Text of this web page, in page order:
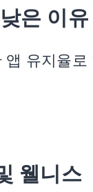
은 이유
유지율
웰니스